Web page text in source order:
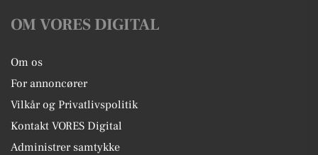
OM VORES DIGITAL
Om os
For annoncører
Vilkår og Privatlivspolitik
Kontakt VORES Digital
Administrer samtykke